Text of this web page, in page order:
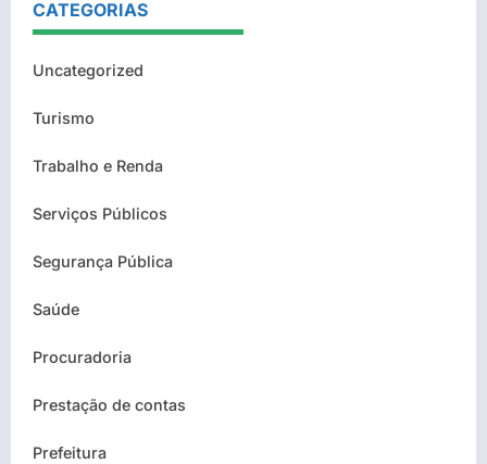
CATEGORIAS
Uncategorized
Turismo
Trabalho e Renda
Serviços Públicos
Segurança Pública
Saúde
Procuradoria
Prestação de contas
Prefeitura